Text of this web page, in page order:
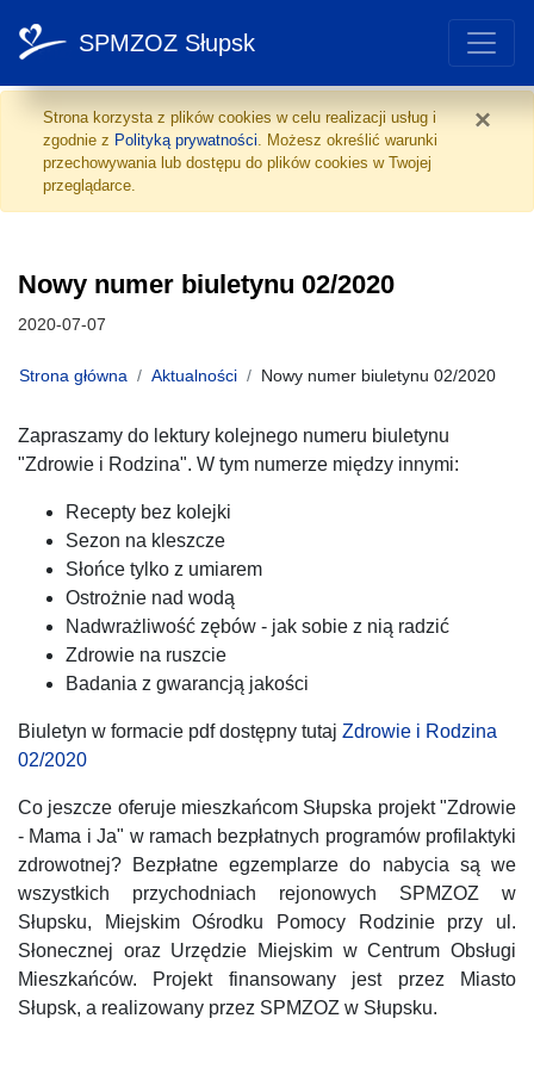
Nowy numer biuletynu ×
Strona korzysta z plików cookies w celu realizacji usług i
zgodnie z Polityką prywatności. Możesz określić warunki
przechowywania lub dostępu do plików cookies w Twojej
przeglądarce.
SPMZOZ Słupsk
Nowy numer biuletynu 02/2020
Data publikacji:
2020-07-07
Strona główna Aktualności Nowy numer biuletynu 02/2020
Zapraszamy do lektury kolejnego numeru biuletynu
"Zdrowie i Rodzina". W tym numerze między innymi:
Recepty bez kolejki
Sezon na kleszcze
Słońce tylko z umiarem
Ostrożnie nad wodą
Nadwrażliwość zębów - jak sobie z nią radzić
Zdrowie na ruszcie
Badania z gwarancją jakości
Biuletyn w formacie pdf dostępny tutaj Zdrowie i Rodzina
02/2020
Co jeszcze oferuje mieszkańcom Słupska projekt "Zdrowie
- Mama i Ja" w ramach bezpłatnych programów profilaktyki
zdrowotnej? Bezpłatne egzemplarze do nabycia są we
wszystkich przychodniach rejonowych SPMZOZ w
Słupsku, Miejskim Ośrodku Pomocy Rodzinie przy ul.
Słonecznej oraz Urzędzie Miejskim w Centrum Obsługi
Mieszkańców. Projekt finansowany jest przez Miasto
Słupsk, a realizowany przez SPMZOZ w Słupsku.